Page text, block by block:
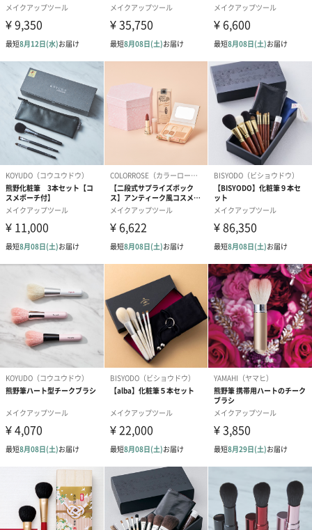
女性を応援できるブランドでありたいと思っています。もちろん
可愛いだけではなく、効果の高い美容アイテムと、その使い方を
プロのメイクアップアーティストの観点から詳しく発信していま
す。
商品詳細情報
お届け内容
・チークブラシ 1本
・パウダーブラシ（シェーディングブラシ） 1本
・アイシャドウブラシ1（大）１本
・アイシャドウブラシ2（小）１本
・アイブロウブラシ1 1本
・アイブロウブラシ2（ぼかしブラシ） 1本
・ノーズシャドウブラシ 1本
持ち手：プラスチック
サイズ
チークブラシ：長さ210mm×幅22mm
パウダーブラシ（シェーディングブラシ）：長さ
200mm×幅20mm
アイシャドウブラシ1（大）：長さ180mm×幅7mm
アイシャドウブラシ2（小）：長さ182mm×幅5mm
アイブロウブラシ1：長さ179mm×幅7mm
アイブロウブラシ2（ぼかしブラシ）：長さ178mm×
幅5mm
ノーズシャドウブラシ：長さ187mm×幅7mm
本体重量
パッケージ外
装
プラスチック製筒
パッケージ外
装サイズ
直径50mm×高さ230mm
パッケージ全
体重量
90ｇ